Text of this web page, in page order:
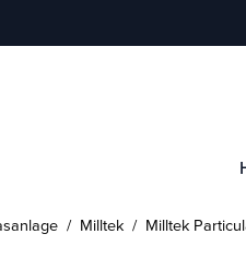
/ Milltek / Milltek